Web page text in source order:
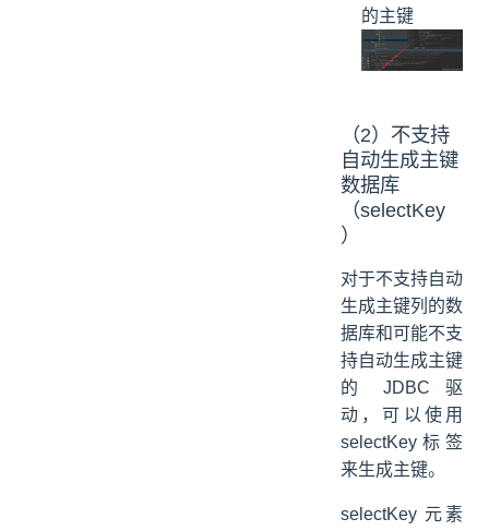
的主键
（2）不支持
自动生成主键
数据库
（selectKey
）
对于不支持自动
生成主键列的数
据库和可能不支
持自动生成主键
的 JDBC 驱
动，可以使用
selectKey标签
来生成主键。
selectKey 元素